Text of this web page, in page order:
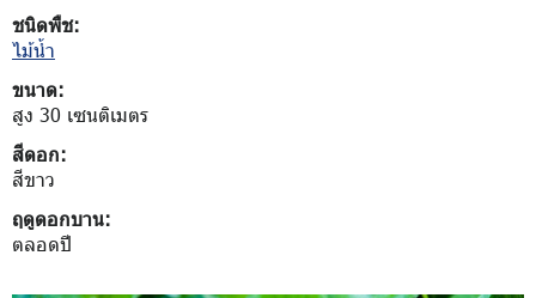
ชนิดพืช:
ไม้น้ำ
ขนาด:
สูง 30 เซนติเมตร
สีดอก:
สีขาว
ฤดูดอกบาน:
ตลอดปี